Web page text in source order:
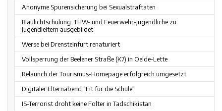
Anonyme Spurensicherung bei Sexualstraftaten
Blaulichtschulung: THW- und Feuerwehr-Jugendliche zu
Jugendleitern ausgebildet
Werse bei Drensteinfurt renaturiert
Vollsperrung der Beelener Straße (K7) in Oelde-Lette
Relaunch der Tourismus-Homepage erfolgreich umgesetzt
Digitaler Elternabend "Fit für die Schule"
IS-Terrorist droht keine Folter in Tadschikistan